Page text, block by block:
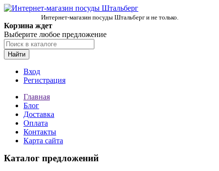
Интернет-магазин посуды Штальберг и не только.
Корзина ждет
Выберите любое предложение
Найти
Вход
Регистрация
Главная
Блог
Доставка
Оплата
Контакты
Карта сайта
Каталог предложений